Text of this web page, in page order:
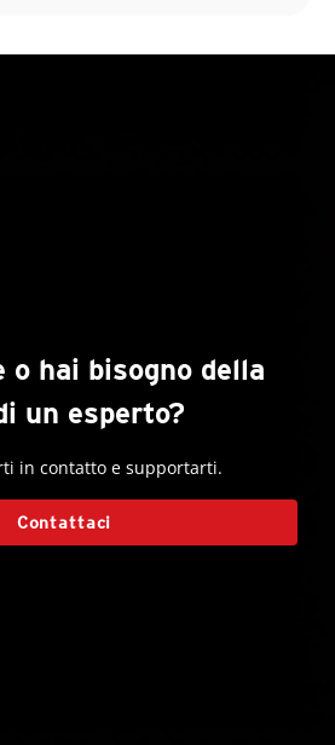
o hai bisogno della
un esperto?
in contatto e supportarti.
Contattaci